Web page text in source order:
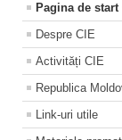
Pagina de start
Despre CIE
Activități CIE
Republica
Link-uri utile